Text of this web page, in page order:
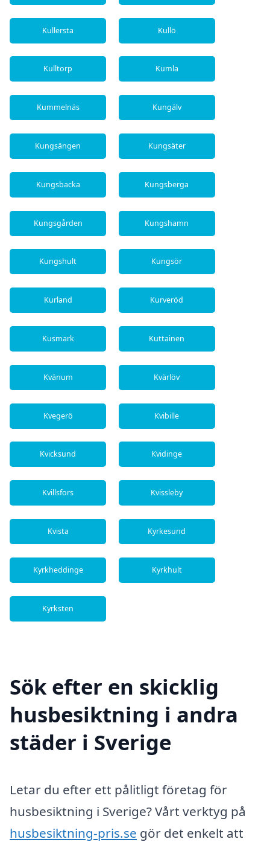
Kullersta Kullö
Kulltorp Kumla
Kummelnäs Kungälv
Kungsängen Kungsäter
Kungsbacka Kungsberga
Kungsgården Kungshamn
Kungshult Kungsör
Kurland Kurveröd
Kusmark Kuttainen
Kvänum Kvärlöv
Kvegerö Kvibille
Kvicksund Kvidinge
Kvillsfors Kvissleby
Kvista Kyrkesund
Kyrkheddinge Kyrkhult
Kyrksten
Sök efter en skicklig
husbesiktning i andra
städer i Sverige
Letar du efter ett pålitligt företag för
husbesiktning i Sverige? Vårt verktyg på
husbesiktning-pris.se gör det enkelt att